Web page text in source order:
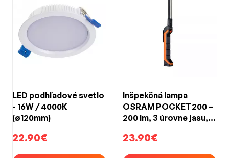
LED podhľadové svetlo
- 16W / 4000K
(ø120mm)
22.90€
Inšpekčná lampa
OSRAM POCKET200 –
200 lm, 3 úrovne jasu,
magnetické uchytenie
23.90€